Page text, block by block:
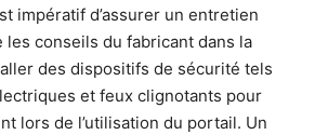
impératif d’assurer un entretien
conseils du fabricant dans la
des dispositifs de sécurité tels
et feux clignotants pour
lors de l’utilisation du portail. Un